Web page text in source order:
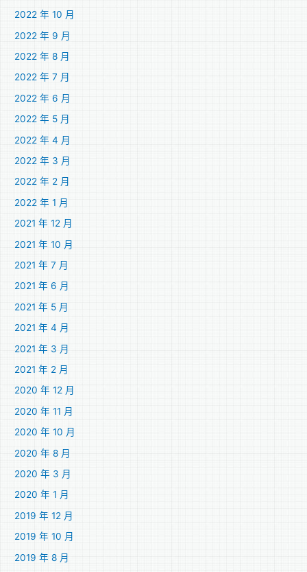
2022 年 10 月
2022 年 9 月
2022 年 8 月
2022 年 7 月
2022 年 6 月
2022 年 5 月
2022 年 4 月
2022 年 3 月
2022 年 2 月
2022 年 1 月
2021 年 12 月
2021 年 10 月
2021 年 7 月
2021 年 6 月
2021 年 5 月
2021 年 4 月
2021 年 3 月
2021 年 2 月
2020 年 12 月
2020 年 11 月
2020 年 10 月
2020 年 8 月
2020 年 3 月
2020 年 1 月
2019 年 12 月
2019 年 10 月
2019 年 8 月